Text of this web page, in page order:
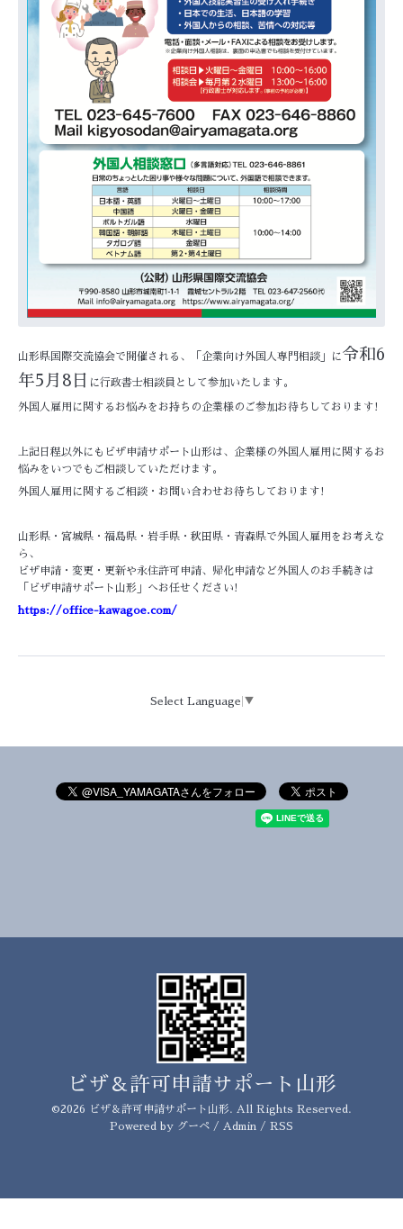
山形県国際交流協会で開催される、「企業向け外国人専門相談」に令和6
年5月8日 に行政書士相談員として参加いたします。
外国人雇用に関するお悩みをお持ちの企業様のご参加お待ちしております!
上記日程以外にもビザ申請サポート山形は、企業様の外国人雇用に関するお
悩みをいつでもご相談していただけます。
外国人雇用に関するご相談・お問い合わせお待ちしております!
山形県・宮城県・福島県・岩手県・秋田県・青森県で外国人雇用をお考えな
ら、
ビザ申請・変更・更新や永住許可申請、帰化申請など外国人のお手続きは
「ビザ申請サポート山形」へお任せください!
https://office-kawagoe.com/
Select Language ▼
ビザ＆許可申請サポート山形
©2026 ビザ＆許可申請サポート山形. All Rights Reserved.
Powered by グーペ / Admin / RSS